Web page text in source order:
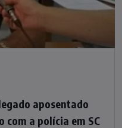
aposentado
com a polícia em SC